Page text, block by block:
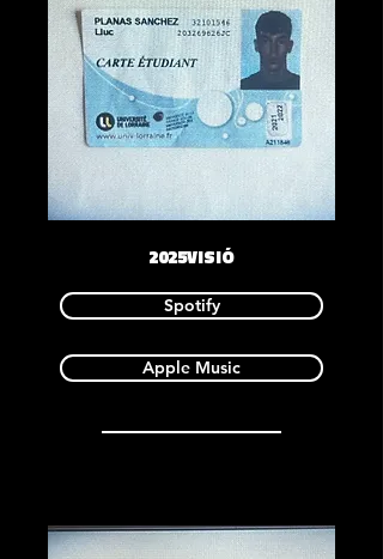
2025VISIÓ
Spotify
Apple Music